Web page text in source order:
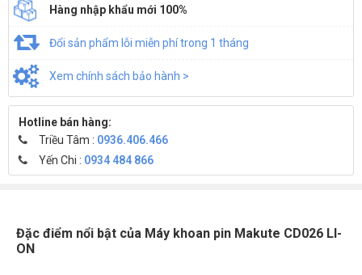
Hàng nhập khẩu mới 100%
Đổi sản phẩm lỗi miễn phí trong 1 tháng
Xem chính sách bảo hành >
Hotline bán hàng:
Triều Tâm : 0936.406.466
Yến Chi : 0934 484 866
Đặc điểm nổi bật của Máy khoan pin Makute CD026 LI-
ON